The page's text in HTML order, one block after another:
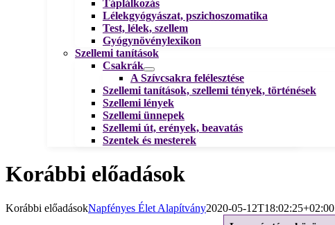
Táplálkozás
Lélekgyógyászat, pszichoszomatika
Test, lélek, szellem
Gyógynövénylexikon
Szellemi tanítások
Csakrák
A Szívcsakra felélesztése
Szellemi tanítások, szellemi tények, történések
Szellemi lények
Szellemi ünnepek
Szellemi út, erények, beavatás
Szentek és mesterek
Korábbi előadások
Korábbi előadásokNapfényes Élet Alapítvány2020-05-12T18:02:25+02:00